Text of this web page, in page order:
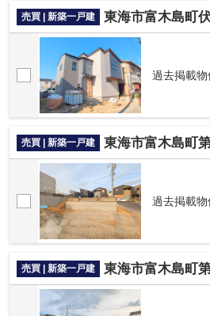
売買 | 新築一戸建 東海市富木島町
過去掲載物
売買 | 新築一戸建 東海市富木島町
過去掲載物
売買 | 新築一戸建 東海市富木島町